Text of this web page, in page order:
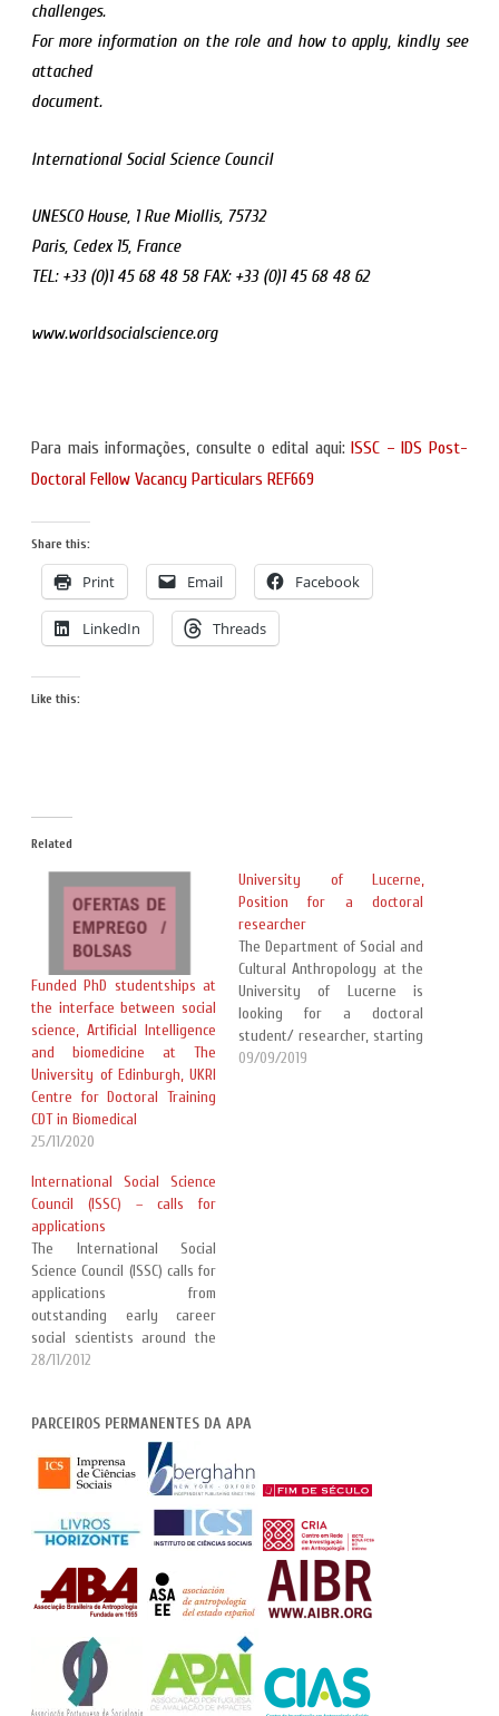
challenges.
For more information on the role and how to apply, kindly see
attached
document.
International Social Science Council
UNESCO House, 1 Rue Miollis, 75732
Paris, Cedex 15, France
TEL: +33 (0)1 45 68 48 58 FAX: +33 (0)1 45 68 48 62
www.worldsocialscience.org
Para mais informações, consulte o edital aqui:ISSC – IDS Post-
Doctoral Fellow Vacancy Particulars REF669
Share this:
Print Email Facebook
LinkedIn Threads
Like this:
Related
Funded PhD studentships at
the interface between social
science, Artificial Intelligence
and biomedicine at The
University of Edinburgh, UKRI
Centre for Doctoral Training
CDT in Biomedical
25/11/2020
University of Lucerne,
Position for a doctoral
researcher
The Department of Social and
Cultural Anthropology at the
University of Lucerne is
looking for a doctoral
student/ researcher, starting
from February 2020. You’ll
09/09/2019
International Social Science
Council (ISSC) – calls for
applications
The International Social
Science Council (ISSC) calls for
applications from
outstanding early career
social scientists around the
world to become World Social
Science Seminar on
Sustainable Urbanization:
Innovative approaches to
understanding urbanization
in the 21st century 25-30
March 2013 Universidad
28/11/2012
PARCEIROS PERMANENTES DA APA